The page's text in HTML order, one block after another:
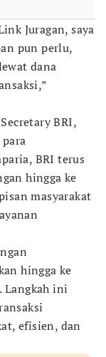
Juragan, saya
pun perlu,
dana
BRI,
BRI terus
hingga ke
masyarakat
hingga ke
Langkah ini
efisien, dan